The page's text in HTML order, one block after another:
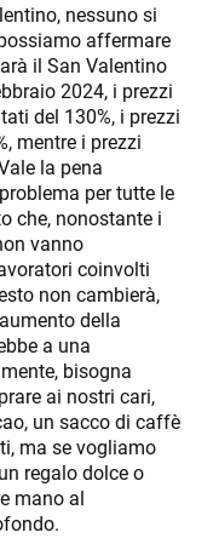
nessuno si
affermare
il San Valentino
2024, i prezzi
del 130%, i prezzi
mentre i prezzi
la pena
per tutte le
che, nonostante i
vanno
coinvolti
non cambierà,
della
a una
bisogna
ai nostri cari,
un sacco di caffè
ma se vogliamo
regalo dolce o
mano al